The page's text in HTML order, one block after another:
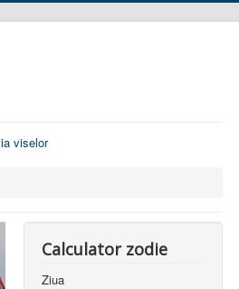
viselor
Calculator zodie
Ziua